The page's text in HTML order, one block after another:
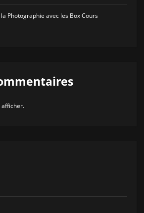
Photographie avec les Box Cours
afficher.